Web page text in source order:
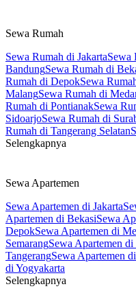
Sewa Rumah
Sewa Rumah di JakartaSewa
BandungSewa Rumah di
Rumah di DepokSewa
MalangSewa Rumah di
Rumah di PontianakSewa
SidoarjoSewa Rumah di
Rumah di Tangerang Selatan
Selengkapnya
Sewa Apartemen
Sewa Apartemen di Jakarta
Apartemen di BekasiSewa
DepokSewa Apartemen di
SemarangSewa Apartemen di
TangerangSewa Apartemen
di Yogyakarta
Selengkapnya